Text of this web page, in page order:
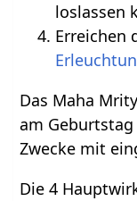
loslassen
Erreichen
Das Maha
am
Zwecke mit
Die 4